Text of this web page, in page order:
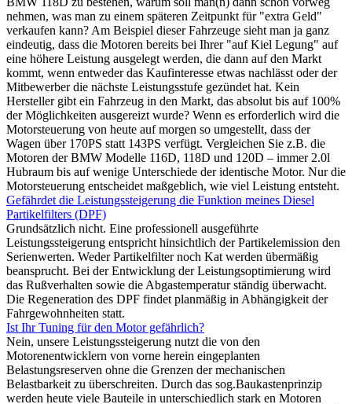
nehmen, was man zu einem späteren Zeitpunkt für "extra Geld"
verkaufen kann? Am Beispiel dieser Fahrzeuge sieht man ja ganz
eindeutig, dass die Motoren bereits bei Ihrer "auf Kiel Legung" auf
eine höhere Leistung ausgelegt werden, die dann auf den Markt
kommt, wenn entweder das Kaufinteresse etwas nachlässt oder der
Mitbewerber die nächste Leistungsstufe gezündet hat. Kein
Hersteller gibt ein Fahrzeug in den Markt, das absolut bis auf 100%
der Möglichkeiten ausgereizt wurde? Wenn es erforderlich wird die
Motorsteuerung von heute auf morgen so umgestellt, dass der
Wagen über 170PS statt 143PS verfügt. Vergleichen Sie z.B. die
Motoren der BMW Modelle 116D, 118D und 120D – immer 2.0l
Hubraum bis auf wenige Unterschiede der identische Motor. Nur die
Motorsteuerung entscheidet maßgeblich, wie viel Leistung entsteht.
Gefährdet die Leistungssteigerung die Funktion meines Diesel
Partikelfilters (DPF)
Grundsätzlich nicht. Eine professionell ausgeführte
Leistungssteigerung entspricht hinsichtlich der Partikelemission den
Serienwerten. Weder Partikelfilter noch Kat werden übermäßig
beansprucht. Bei der Entwicklung der Leistungsoptimierung wird
das Rußverhalten sowie die Abgastemperatur ständig überwacht.
Die Regeneration des DPF findet planmäßig in Abhängigkeit der
Fahrgewohnheiten statt.
Ist Ihr Tuning für den Motor gefährlich?
Nein, unsere Leistungssteigerung nutzt die von den
Motorenentwicklern von vorne herein eingeplanten
Belastungsreserven ohne die Grenzen der mechanischen
Belastbarkeit zu überschreiten. Durch das sog.Baukastenprinzip
werden heute viele Bauteile in unterschiedlich stark en Motoren